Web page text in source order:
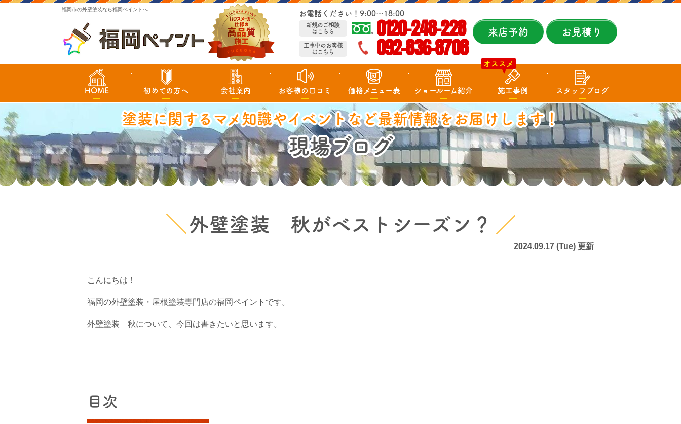
福岡市の外壁塗装なら福岡ペイントへ お電話ください！9:00～18:00
新規のご相談
はこちら
0120-248-228
工事中のお客様
はこちら
092-836-8708
来店予約 お見積り
HOME 初めての方へ 会社案内 お客様の口コミ 価格メニュー表 ショールーム紹介 施工事例
オススメ
スタッフブログ
塗装に関するマメ知識やイベントなど最新情報をお届けします！
現場ブログ
外壁塗装 秋がベストシーズン？
2024.09.17 (Tue) 更新
こんにちは！
福岡の外壁塗装・屋根塗装専門店の福岡ペイントです。
外壁塗装 秋について、今回は書きたいと思います。
目次